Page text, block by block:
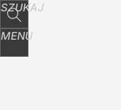
SZUKAJ
MENU